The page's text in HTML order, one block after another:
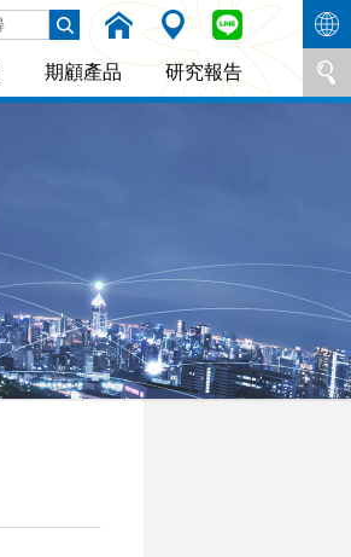
期顧產品 研究報告